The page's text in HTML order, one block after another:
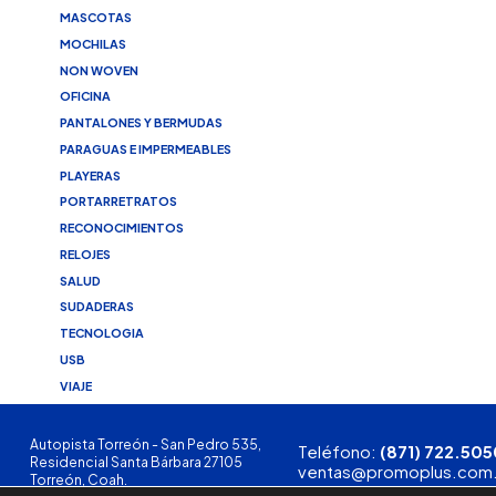
MASCOTAS
MOCHILAS
NON WOVEN
OFICINA
PANTALONES Y BERMUDAS
PARAGUAS E IMPERMEABLES
PLAYERAS
PORTARRETRATOS
RECONOCIMIENTOS
RELOJES
SALUD
SUDADERAS
TECNOLOGIA
USB
VIAJE
Autopista Torreón - San Pedro 535,
Residencial Santa Bárbara 27105
Torreón, Coah.
Teléfono: (871)